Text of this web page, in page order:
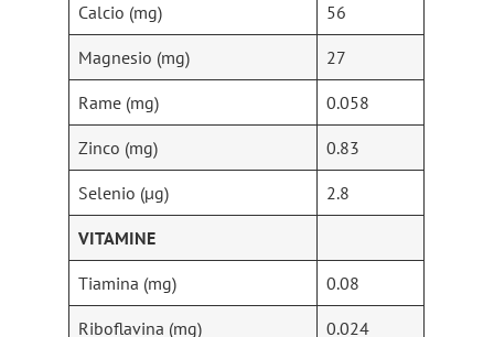
Calcio (mg) 56
Magnesio (mg) 27
Rame (mg) 0.058
Zinco (mg) 0.83
Selenio (µg) 2.8
VITAMINE
Tiamina (mg) 0.08
Riboflavina (mg) 0.024